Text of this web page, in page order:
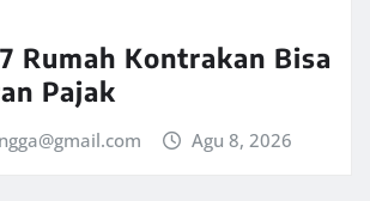
Rumah Kontrakan Bisa
Pajak
Agu 8, 2026